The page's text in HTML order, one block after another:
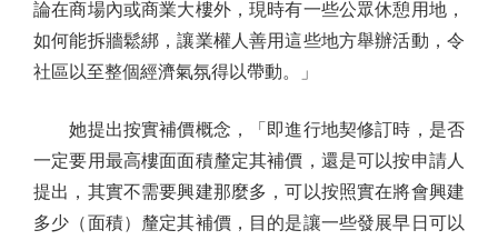
論在商場內或商業大樓外，現時有一些公眾休憩用地，
如何能拆牆鬆綁，讓業權人善用這些地方舉辦活動，令
社區以至整個經濟氣氛得以帶動。」
她提出按實補價概念，「即進行地契修訂時，是否
一定要用最高樓面面積釐定其補價，還是可以按申請人
提出，其實不需要興建那麼多，可以按照實在將會興建
多少（面積）釐定其補價，目的是讓一些發展早日可以